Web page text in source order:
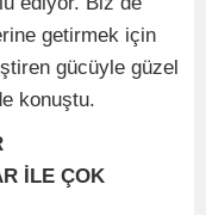
getirmek için
gücüyle güzel
konuştu.
İLE ÇOK